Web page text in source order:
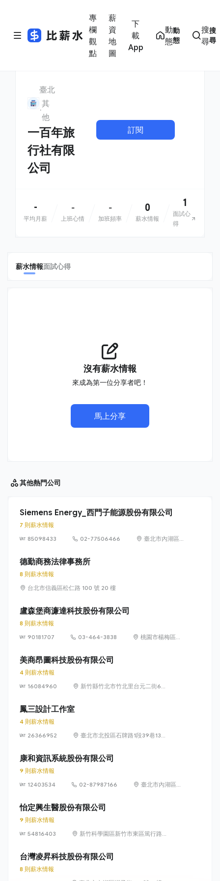
專
欄
觀
點
薪
資
地
圖
下
載
App
動
態
動
態
搜
尋
搜
尋
臺北
其
他
一百年旅
行社有限
公司
訂閱
-
平均月薪
-
上班心情
-
加班頻率
0
薪水情報
1
面試心
得
薪水情報面試心得
沒有薪水情報
來成為第一位分享者吧！
馬上分享
其他熱門公司
Siemens Energy_西門子能源股份有限公司
7 則薪水情報
85098433
02-77506466
臺北市內湖區
德勤商務法律事務所
8 則薪水情報
台北市信義區松仁路 100 號 20 樓
盧森堡商濂達科技股份有限公司
8 則薪水情報
90181707
03-464-3838
桃園市楊梅區高
美商昂圖科技股份有限公司
4 則薪水情報
16084960
新竹縣竹北市竹北里台元二街6號
鳳三設計工作室
4 則薪水情報
26366952
臺北市北投區石牌路1段39巷134
康和資訊系統股份有限公司
9 則薪水情報
12403534
02-87987166
臺北市內湖區瑞
怡定興生醫股份有限公司
9 則薪水情報
54816403
新竹科學園區新竹市東區篤行路6
台灣凌昇科技股份有限公司
8 則薪水情報